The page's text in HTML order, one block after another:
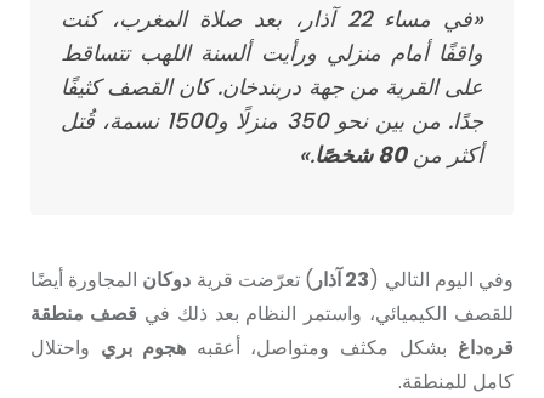
«في مساء 22 آذار، بعد صلاة المغرب، كنت
واقفًا أمام منزلي ورأيت ألسنة اللهب تتساقط
على القرية من جهة دربندخان. كان القصف كثيفًا
جدًا. من بين نحو 350 منزلًا و1500 نسمة، قُتل
أكثر من80 شخصًا .»
وفي اليوم التالي (23 آذار ) تعرّضت قرية دوكان المجاورة أيضًا
للقصف الكيميائي، واستمر النظام بعد ذلك في قصف منطقة
قره‌داغ بشكل مكثف ومتواصل، أعقبههجوم بري واحتلال
كامل للمنطقة.